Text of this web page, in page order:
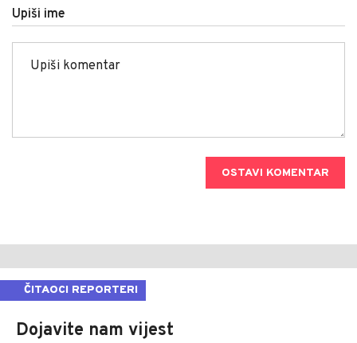
Upiši ime
OSTAVI KOMENTAR
ČITAOCI REPORTERI
Dojavite nam vijest